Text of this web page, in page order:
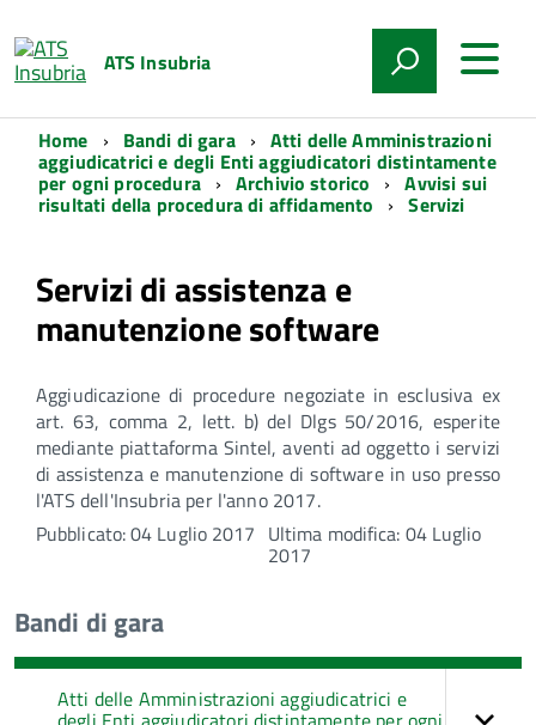
ATS Insubria
Home Bandi di gara Atti delle Amministrazioni
aggiudicatrici e degli Enti aggiudicatori distintamente
per ogni procedura Archivio storico Avvisi sui
risultati della procedura di affidamento Servizi
Servizi di assistenza e
manutenzione software
Aggiudicazione di procedure negoziate in esclusiva ex
art. 63, comma 2, lett. b) del Dlgs 50/2016, esperite
mediante piattaforma Sintel, aventi ad oggetto i servizi
di assistenza e manutenzione di software in uso presso
l'ATS dell'Insubria per l'anno 2017.
Pubblicato: 04 Luglio 2017 Ultima modifica: 04 Luglio
2017
Bandi di gara
Atti delle Amministrazioni aggiudicatrici e